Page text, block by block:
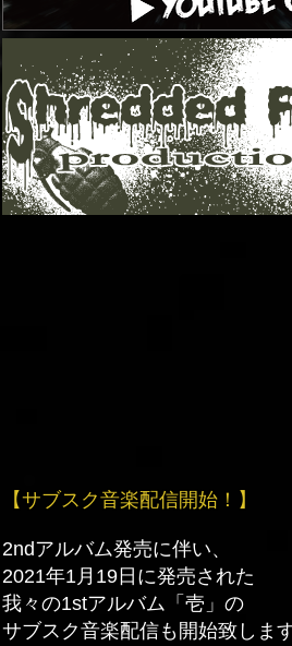
【サブスク音楽配信開始！】
2ndアルバム発売に伴い、
2021年1月19日に発売された
我々の1stアルバム「壱」の
サブスク音楽配信も開始致しま